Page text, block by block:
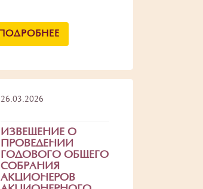
ПОДРОБНЕЕ
26.03.2026
ИЗВЕЩЕНИЕ О
ПРОВЕДЕНИИ
ГОДОВОГО ОБЩЕГО
СОБРАНИЯ
АКЦИОНЕРОВ